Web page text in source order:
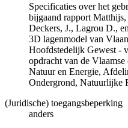
Specificaties over het
bijgaand rapport
Deckers, J., Lagrou D.,
3D lagenmodel van
Hoofdstedelijk Gewest -
opdracht van de
Natuur en Energie,
Ondergrond, Natuurlijke
(Juridische) toegangsbeperking
anders